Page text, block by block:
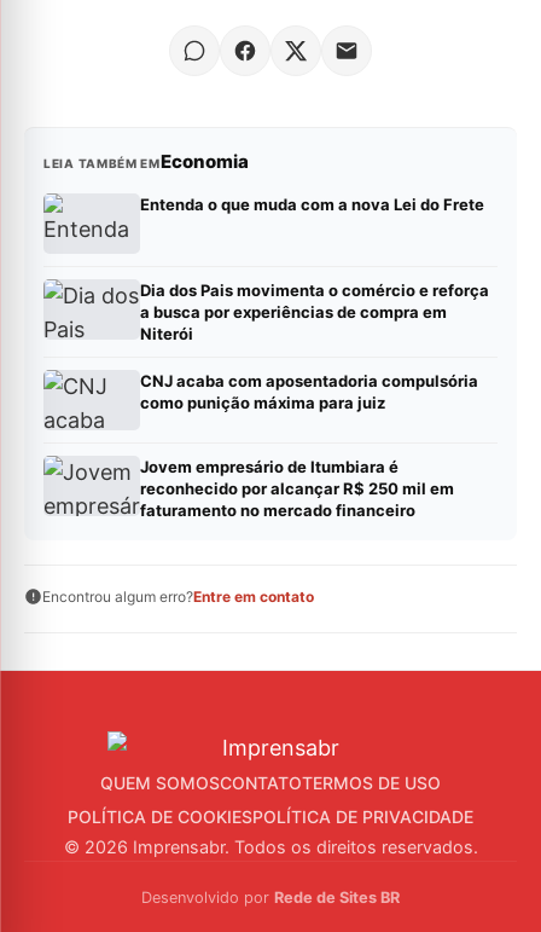
LEIA TAMBÉM EMEconomia
Entenda o que muda com a nova Lei do Frete
Dia dos Pais movimenta o comércio e reforça
a busca por experiências de compra em
Niterói
CNJ acaba com aposentadoria compulsória
como punição máxima para juiz
Jovem empresário de Itumbiara é
reconhecido por alcançar R$ 250 mil em
faturamento no mercado financeiro
Encontrou algum erro?Entre em contato
QUEM SOMOSCONTATOTERMOS DE USO
POLÍTICA DE COOKIESPOLÍTICA DE PRIVACIDADE
© 2026 Imprensabr. Todos os direitos reservados.
Desenvolvido por Rede de Sites BR